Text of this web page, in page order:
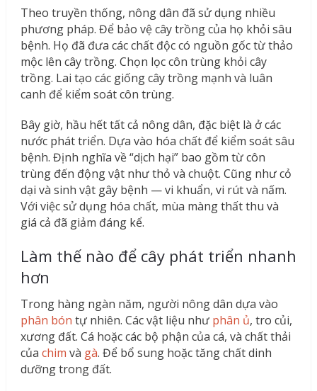
Theo truyền thống, nông dân đã sử dụng nhiều
phương pháp. Để bảo vệ cây trồng của họ khỏi sâu
bệnh. Họ đã đưa các chất độc có nguồn gốc từ thảo
mộc lên cây trồng. Chọn lọc côn trùng khỏi cây
trồng. Lai tạo các giống cây trồng mạnh và luân
canh để kiểm soát côn trùng.
Bây giờ, hầu hết tất cả nông dân, đặc biệt là ở các
nước phát triển. Dựa vào hóa chất để kiểm soát sâu
bệnh. Định nghĩa về “dịch hại” bao gồm từ côn
trùng đến động vật như thỏ và chuột. Cũng như cỏ
dại và sinh vật gây bệnh — vi khuẩn, vi rút và nấm.
Với việc sử dụng hóa chất, mùa màng thất thu và
giá cả đã giảm đáng kể.
Làm thế nào để cây phát triển nhanh
hơn
Trong hàng ngàn năm, người nông dân dựa vào
phân bón tự nhiên. Các vật liệu như phân ủ, tro củi,
xương đất. Cá hoặc các bộ phận của cá, và chất thải
của chim và gà. Để bổ sung hoặc tăng chất dinh
dưỡng trong đất.